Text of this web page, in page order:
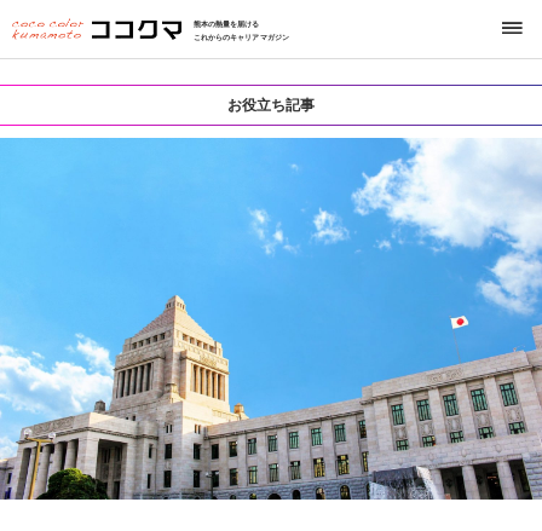
熊本の熱量を届ける
これからのキャリアマガジン
お役立ち記事